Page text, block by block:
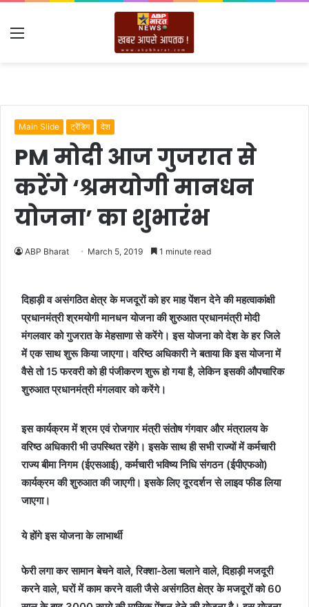
Menu
Main Slide ट्रेंडिग देश
PM मोदी आज गुजरात से
करेंगे ‘श्रमयोगी मानधन
योजना’ का शुभारंभ
ABP Bharat March 5, 2019 1 minute read
दिहाड़ी व असंगठित क्षेत्र के मजदूरों को हर माह पेंशन देने की महत्वाकांक्षी
प्रधानमंत्री श्रमयोगी मानधन योजना की शुरुआत प्रधानमंत्री मोदी
मंगलवार को गुजरात के मेहसाणा से करेंगे। इस योजना को देश के हर जिले
में एक साथ शुरू किया जाएगा। वरिष्ठ अधिकारी ने बताया कि इस योजना में
वैसे तो 15 फरवरी को ही पंजीकरण शुरू हो गया है, लेकिन इसकी औपचारिक
शुरुआत प्रधानमंत्री मंगलवार को करेंगे।
इस कार्यक्रम में श्रम एवं रोजगार मंत्री संतोष गंगवार और मंत्रालय के
वरिष्ठ अधिकारी भी उपस्थित रहेंगे। इसके साथ ही सभी राज्यों में कर्मचारी
राज्य बीमा निगम (ईएसआई), कर्मचारी भविष्य निधि संगठन (ईपीएफओ)
कार्यक्रम की शुरुआत की जाएगी। इसके लिए दूरदर्शन से लाइव फीड लिया
जाएगा।
ये होंगे इस योजना के लाभार्थी
फेरी लगा कर सामान बेचने वाले, रिक्शा-ठेला चलाने वाले, दिहाड़ी मजदूरी
करने वाले, घरों में काम करने वाली जैसे असंगठित क्षेत्र के मजदूरों को 60